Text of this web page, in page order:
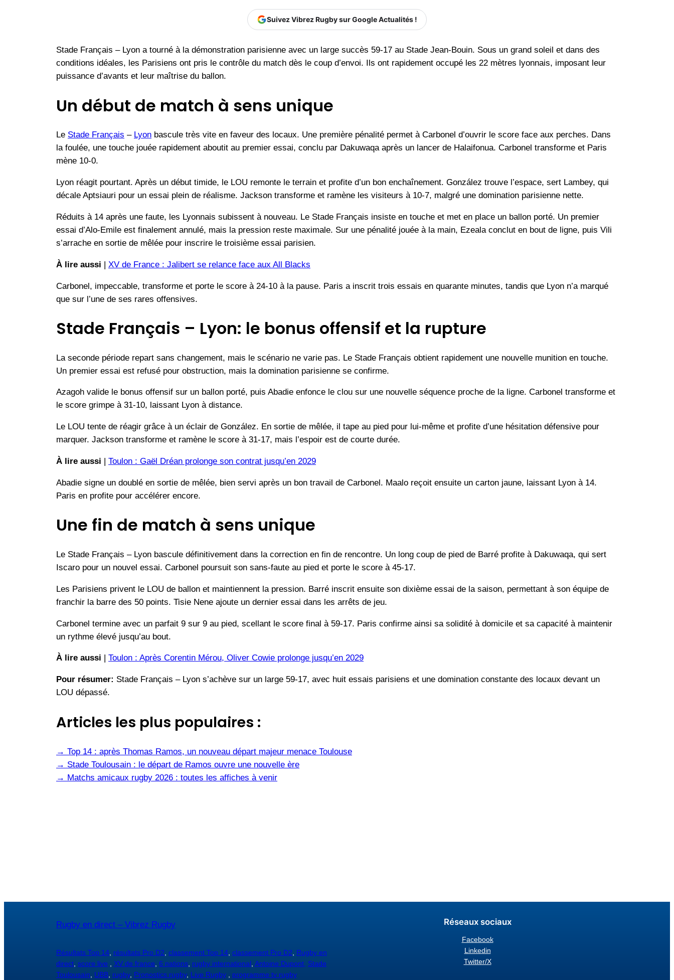
Suivez Vibrez Rugby sur Google Actualités !
Stade Français – Lyon a tourné à la démonstration parisienne avec un large succès 59-17 au Stade Jean-Bouin. Sous un grand soleil et dans des
conditions idéales, les Parisiens ont pris le contrôle du match dès le coup d’envoi. Ils ont rapidement occupé les 22 mètres lyonnais, imposant leur
puissance d’avants et leur maîtrise du ballon.
Un début de match à sens unique
Le Stade Français – Lyon bascule très vite en faveur des locaux. Une première pénalité permet à Carbonel d’ouvrir le score face aux perches. Dans
la foulée, une touche jouée rapidement aboutit au premier essai, conclu par Dakuwaqa après un lancer de Halaifonua. Carbonel transforme et Paris
mène 10-0.
Lyon réagit pourtant. Après un début timide, le LOU remonte le terrain et profite d’un bon enchaînement. González trouve l’espace, sert Lambey, qui
décale Aptsiauri pour un essai plein de réalisme. Jackson transforme et ramène les visiteurs à 10-7, malgré une domination parisienne nette.
Réduits à 14 après une faute, les Lyonnais subissent à nouveau. Le Stade Français insiste en touche et met en place un ballon porté. Un premier
essai d’Alo-Emile est finalement annulé, mais la pression reste maximale. Sur une pénalité jouée à la main, Ezeala conclut en bout de ligne, puis Vili
s’arrache en sortie de mêlée pour inscrire le troisième essai parisien.
À lire aussi | XV de France : Jalibert se relance face aux All Blacks
Carbonel, impeccable, transforme et porte le score à 24-10 à la pause. Paris a inscrit trois essais en quarante minutes, tandis que Lyon n’a marqué
que sur l’une de ses rares offensives.
Stade Français – Lyon: le bonus offensif et la rupture
La seconde période repart sans changement, mais le scénario ne varie pas. Le Stade Français obtient rapidement une nouvelle munition en touche.
Un premier essai est refusé pour obstruction, mais la domination parisienne se confirme.
Azagoh valide le bonus offensif sur un ballon porté, puis Abadie enfonce le clou sur une nouvelle séquence proche de la ligne. Carbonel transforme et
le score grimpe à 31-10, laissant Lyon à distance.
Le LOU tente de réagir grâce à un éclair de González. En sortie de mêlée, il tape au pied pour lui-même et profite d’une hésitation défensive pour
marquer. Jackson transforme et ramène le score à 31-17, mais l’espoir est de courte durée.
À lire aussi | Toulon : Gaël Dréan prolonge son contrat jusqu’en 2029
Abadie signe un doublé en sortie de mêlée, bien servi après un bon travail de Carbonel. Maalo reçoit ensuite un carton jaune, laissant Lyon à 14.
Paris en profite pour accélérer encore.
Une fin de match à sens unique
Le Stade Français – Lyon bascule définitivement dans la correction en fin de rencontre. Un long coup de pied de Barré profite à Dakuwaqa, qui sert
Iscaro pour un nouvel essai. Carbonel poursuit son sans-faute au pied et porte le score à 45-17.
Les Parisiens privent le LOU de ballon et maintiennent la pression. Barré inscrit ensuite son dixième essai de la saison, permettant à son équipe de
franchir la barre des 50 points. Tisie Nene ajoute un dernier essai dans les arrêts de jeu.
Carbonel termine avec un parfait 9 sur 9 au pied, scellant le score final à 59-17. Paris confirme ainsi sa solidité à domicile et sa capacité à maintenir
un rythme élevé jusqu’au bout.
À lire aussi Toulon : Après Corentin Mérou, Oliver Cowie prolonge jusqu’en 2029
Pour résumer: Stade Français – Lyon s’achève sur un large 59-17, avec huit essais parisiens et une domination constante des locaux devant un
LOU dépassé.
Articles les plus populaires :
→ Top 14 : après Thomas Ramos, un nouveau départ majeur menace Toulouse
→ Stade Toulousain : le départ de Ramos ouvre une nouvelle ère
→ Matchs amicaux rugby 2026 : toutes les affiches à venir
Rugby en direct – Vibrez Rugby
Résultats Top 14 résultats Pro D2 classement Top 14 classement Pro D2
Rugby en
direct score live XV de france 6 nations rugby international Antoine Dupont, Stade
Toulousain
UBB rugby, Pronostics rugby, Live Rugby programme tv rugby
Réseaux sociaux
Facebook
Linkedin
Twitter/X